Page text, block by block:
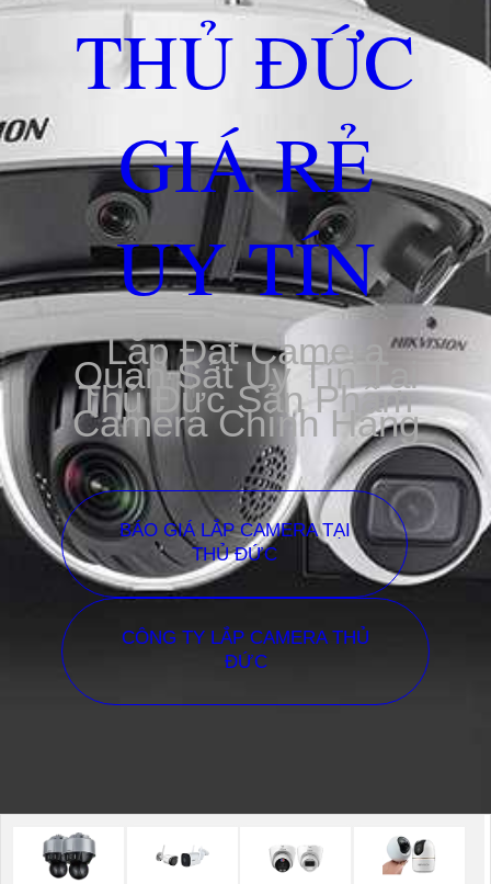
THỦ ĐỨC
GIÁ RẺ
UY TÍN
Lắp Đặt Camera
Quan Sát Uy Tín Tại
Thủ Đức Sản Phẩm
Camera Chính Hãng
BÁO GIÁ LẮP CAMERA TẠI
THỦ ĐỨC
CÔNG TY LẮP CAMERA THỦ
ĐỨC